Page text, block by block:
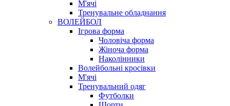
М'ячі
Тренувальне обладнання
ВОЛЕЙБОЛ
Ігрова форма
Чоловіча форма
Жіноча форма
Наколінники
Волейбольні кросівки
М'ячі
Тренувальний одяг
Футболки